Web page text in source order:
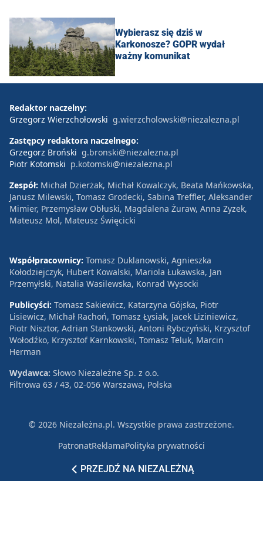
Wybierasz się dziś w
Karkonosze? GOPR wydał
ważny komunikat
PRZEJDŹ NA NIEZALEŻNĄ
Redaktor naczelny:
Grzegorz Wierzchołowski g.wierzcholowski@niezalezna.pl
Zastępcy redaktora naczelnego:
Grzegorz Broński g.bronski@niezalezna.pl
Piotr Kotomski p.kotomski@niezalezna.pl
Zespół: Michał Dzierżak, Michał Kowalczyk, Beata Mańkowska,
Janusz Milewski, Tomasz Grodecki, Sabina Treffler, Aleksander
Mimier, Przemysław Obłuski, Magdalena Żuraw, Anna Zyzek,
Mateusz Mol, Mateusz Święcicki
Współpracownicy: Tomasz Duklanowski, Agnieszka
Kołodziejczyk, Hubert Kowalski, Mariola Łukawska, Jan
Przemyłski, Natalia Wasilewska, Konrad Wysocki
Publicyści: Tomasz Sakiewicz, Katarzyna Gójska, Piotr
Lisiewicz, Michał Rachoń, Tomasz Łysiak, Jacek Liziniewicz,
Piotr Nisztor, Adrian Stankowski, Antoni Rybczyński, Krzysztof
Wołodźko, Krzysztof Karnkowski, Tomasz Teluk, Marcin
Herman
Wydawca: Słowo Niezależne Sp. z o.o.
Filtrowa 63 / 43, 02-056 Warszawa, Polska
© 2026 Niezależna.pl. Wszystkie prawa zastrzeżone.
PatronatReklamaPolityka prywatności